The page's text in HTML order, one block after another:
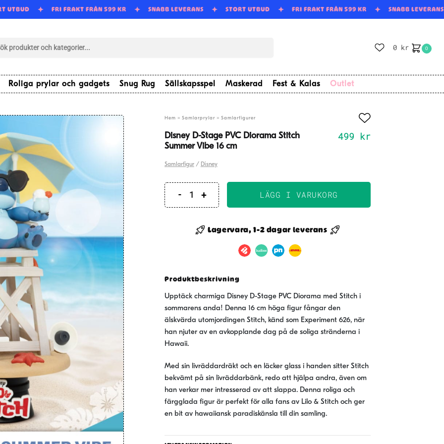
UTBUD FRI FRAKT FRÅN 599 KR SNABB LEVERANS STORT UTBUD FRI FRAKT FRÅN 599 KR SNABB
0 kr 0
Roliga prylar och gadgets Snug Rug Sällskapsspel Maskerad Fest & Kalas Outlet
Hem » Samlarprylar » Samlarfigurer
Disney D-Stage PVC Diorama Stitch
Summer Vibe 16 cm
499 kr
Samlarfigur/ Disney
Disney
Stage
PVC
Summer
16
cm
mängd
LÄGG I VARUKORG
Lagervara, 1-2 dagar leverans
Produktbeskrivning
Upptäck charmiga Disney D-Stage PVC Diorama med Stitch i
sommarens anda! Denna 16 cm höga figur fångar den
älskvärda utomjordingen Stitch, känd som Experiment 626, när
han njuter av en avkopplande dag på de soliga stränderna i
Hawaii.
Med sin livräddardräkt och en läcker glass i handen sitter Stitch
bekvämt på sin livräddarbänk, redo att hjälpa andra, även om
han verkar mer intresserad av att slappa. Denna roliga och
färgglada figur är perfekt för alla fans av Lilo & Stitch och ger
en bit av hawaiiansk paradiskänsla till din samling.